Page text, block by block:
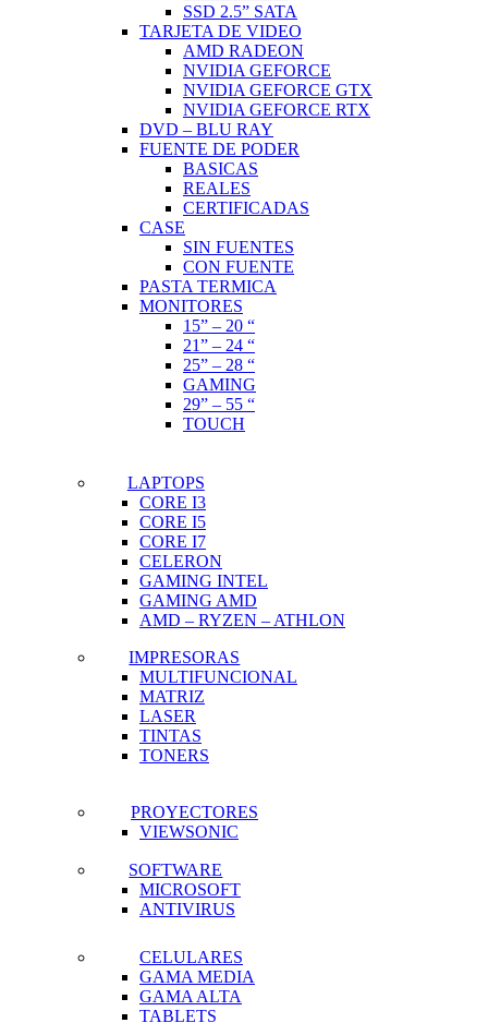
SSD 2.5” SATA
TARJETA DE VIDEO
AMD RADEON
NVIDIA GEFORCE
NVIDIA GEFORCE GTX
NVIDIA GEFORCE RTX
DVD – BLU RAY
FUENTE DE PODER
BASICAS
REALES
CERTIFICADAS
CASE
SIN FUENTES
CON FUENTE
PASTA TERMICA
MONITORES
15” – 20 “
21” – 24 “
25” – 28 “
GAMING
29” – 55 “
TOUCH
LAPTOPS
CORE I3
CORE I5
CORE I7
CELERON
GAMING INTEL
GAMING AMD
AMD – RYZEN – ATHLON
IMPRESORAS
MULTIFUNCIONAL
MATRIZ
LASER
TINTAS
TONERS
PROYECTORES
VIEWSONIC
SOFTWARE
MICROSOFT
ANTIVIRUS
CELULARES
GAMA MEDIA
GAMA ALTA
TABLETS